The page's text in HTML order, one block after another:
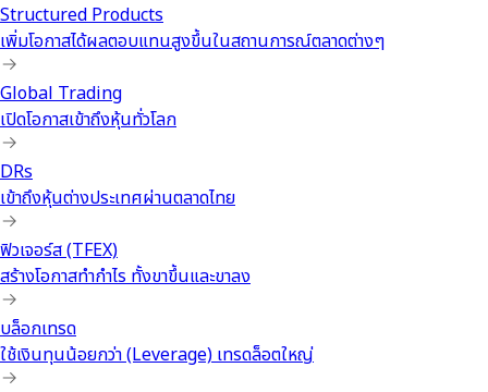
Structured Products
เพิ่มโอกาสได้ผลตอบแทนสูงขึ้นในสถานการณ์ตลาดต่างๆ
Global Trading
เปิดโอกาสเข้าถึงหุ้นทั่วโลก
DRs
เข้าถึงหุ้นต่างประเทศผ่านตลาดไทย
ฟิวเจอร์ส (TFEX)
สร้างโอกาสทำกำไร ทั้งขาขึ้นและขาลง
บล็อกเทรด
ใช้เงินทุนน้อยกว่า (Leverage) เทรดล็อตใหญ่